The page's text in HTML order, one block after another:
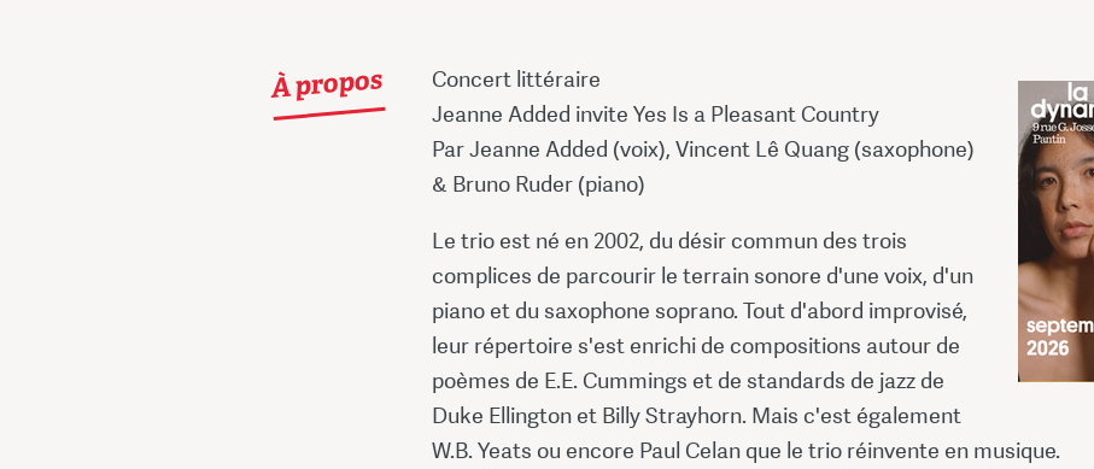
22 €
21,80 €
À propos
Concert littéraire
Jeanne Added invite Yes Is a Pleasant Country
Par Jeanne Added (voix), Vincent Lê Quang (saxophone)
& Bruno Ruder (piano)
Le trio est né en 2002, du désir commun des trois
complices de parcourir le terrain sonore d'une voix, d'un
piano et du saxophone soprano. Tout d'abord improvisé,
leur répertoire s'est enrichi de compositions autour de
poèmes de E.E. Cummings et de standards de jazz de
Duke Ellington et Billy Strayhorn. Mais c'est également
W.B. Yeats ou encore Paul Celan que le trio réinvente en musique.